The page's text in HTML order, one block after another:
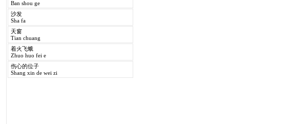
Ban shou ge
沙发
Sha fa
天窗
Tian chuang
着火飞蛾
Zhuo huo fei e
伤心的位子
Shang xin de wei zi